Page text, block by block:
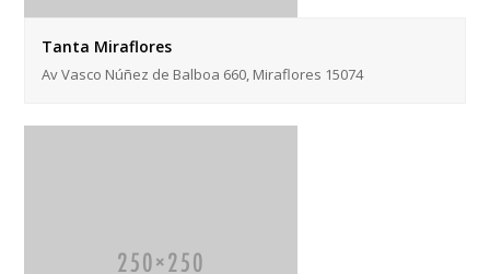
Tanta Miraflores
Av Vasco Núñez de Balboa 660, Miraflores 15074